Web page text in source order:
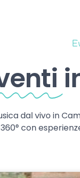
dal vivo in
con